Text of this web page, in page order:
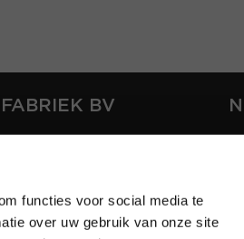
functies voor social media te
over uw gebruik van onze site
BV